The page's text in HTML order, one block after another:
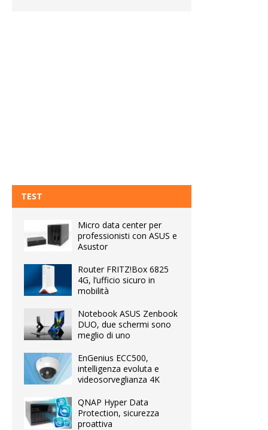
TEST
Micro data center per
professionisti con ASUS e
Asustor
Router FRITZ!Box 6825
4G, l’ufficio sicuro in
mobilità
Notebook ASUS Zenbook
DUO, due schermi sono
meglio di uno
EnGenius ECC500,
intelligenza evoluta e
videosorveglianza 4K
QNAP Hyper Data
Protection, sicurezza
proattiva